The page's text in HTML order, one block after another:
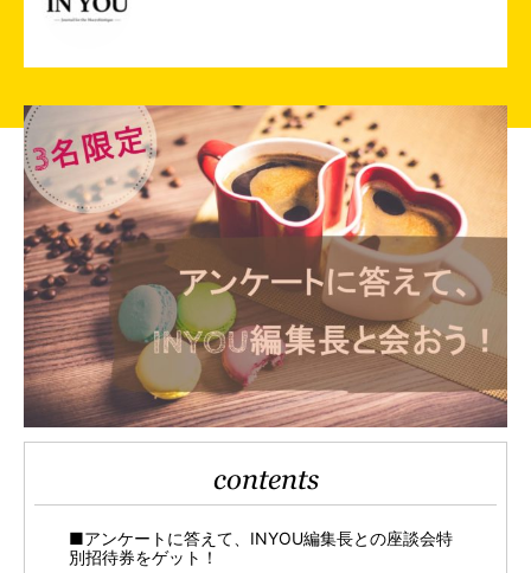
contents
■アンケートに答えて、INYOU編集長との座談会特
別招待券をゲット！